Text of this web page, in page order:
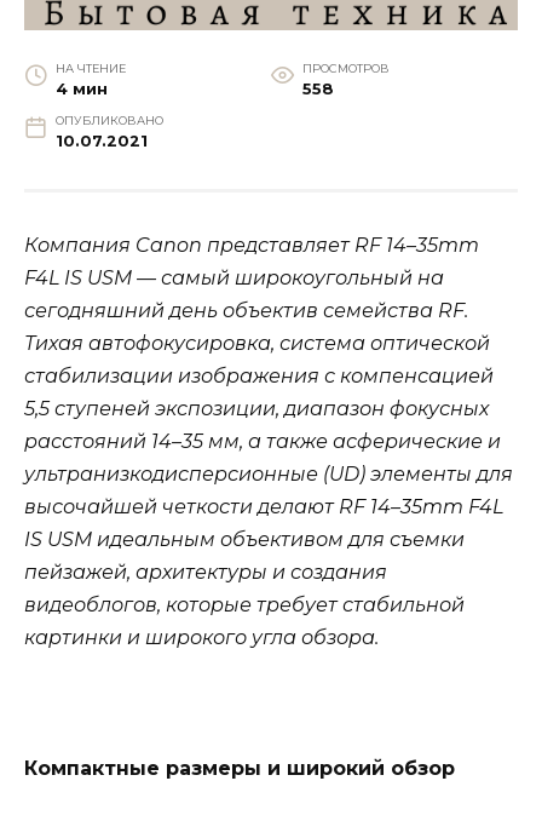
НА ЧТЕНИЕ
4 мин
ПРОСМОТРОВ
558
ОПУБЛИКОВАНО
10.07.2021
Компания Canon представляет RF 14–35mm
F4L IS USM — самый широкоугольный на
сегодняшний день объектив семейства RF.
Тихая автофокусировка, система оптической
стабилизации изображения с компенсацией
5,5 ступеней экспозиции, диапазон фокусных
расстояний 14–35 мм, а также асферические и
ультранизкодисперсионные (UD) элементы для
высочайшей четкости делают RF 14–35mm F4L
IS USM идеальным объективом для съемки
пейзажей, архитектуры и создания
видеоблогов, которые требует стабильной
картинки и широкого угла обзора.
Компактные размеры и широкий обзор